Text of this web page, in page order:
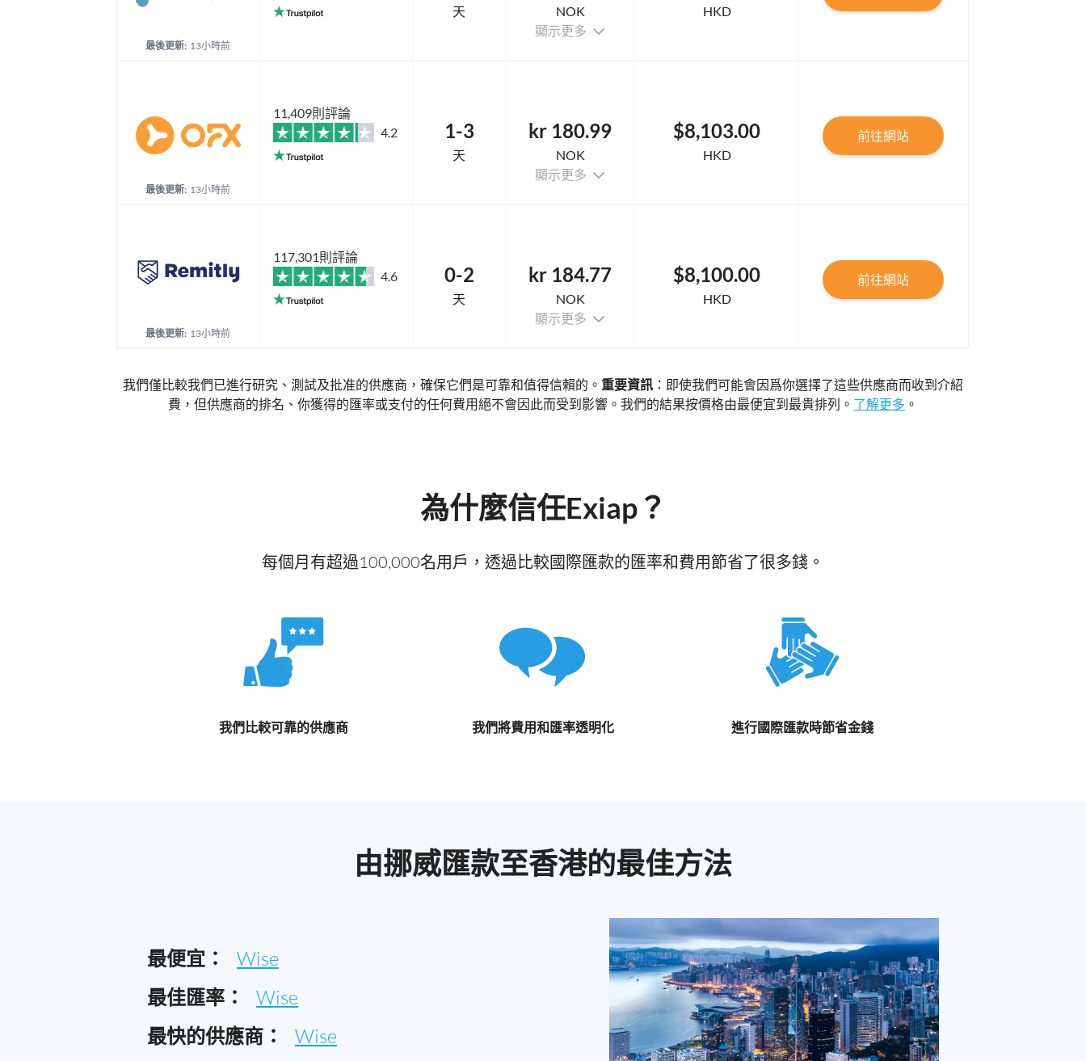
最後更新: 13小時前
天
NOK
顯示更多
HKD
最後更新: 13小時前
11,409則評論
4.2
1-3
天
kr 180.99
NOK
顯示更多
$8,103.00
HKD
前往網站
最後更新: 13小時前
117,301則評論
4.6
0-2
天
kr 184.77
NOK
顯示更多
$8,100.00
HKD
前往網站
我們僅比較我們已進行研究、測試及批准的供應商，確保它們是可靠和值得信賴的。 重要資訊 ：即使我們可能會因爲你選擇了這些供應商而收到介紹
費，但供應商的排名、你獲得的匯率或支付的任何費用絕不會因此而受到影響。我們的結果按價格由最便宜到最貴排列。 了解更多 。
為什麼信任Exiap？
每個月有超過100,000名用戶，透過比較國際匯款的匯率和費用節省了很多錢。
我們比較可靠的供應商 我們將費用和匯率透明化 進行國際匯款時節省金錢
由挪威匯款至香港的最佳方法
最便宜： Wise
最佳匯率： Wise
最快的供應商： Wise